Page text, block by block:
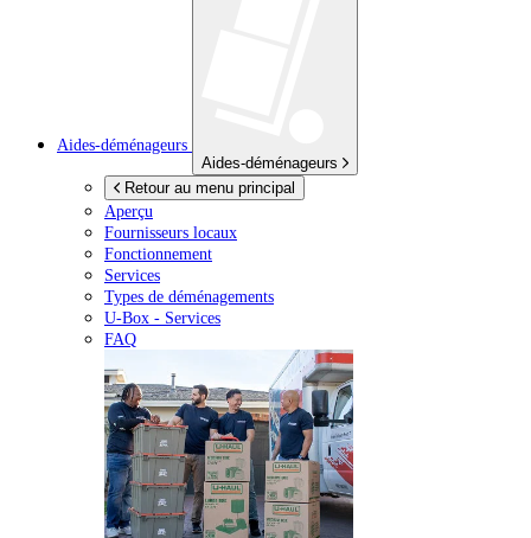
Aides-déménageurs
Aides-déménageurs
Retour au menu principal
Aperçu
Fournisseurs locaux
Fonctionnement
Services
Types de déménagements
U-Box - Services
FAQ